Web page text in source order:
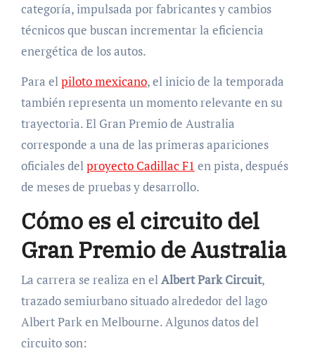
categoría, impulsada por fabricantes y cambios
técnicos que buscan incrementar la eficiencia
energética de los autos.
Para elpiloto mexicano, el inicio de la temporada
también representa un momento relevante en su
trayectoria. El Gran Premio de Australia
corresponde a una de las primeras apariciones
oficiales delproyecto Cadillac F1 en pista, después
de meses de pruebas y desarrollo.
Cómo es el circuito del
Gran Premio de Australia
La carrera se realiza en el Albert Park Circuit,
trazado semiurbano situado alrededor del lago
Albert Park en Melbourne. Algunos datos del
circuito son: